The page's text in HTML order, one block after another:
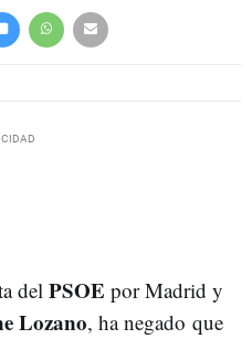
delPSOE por Madrid y
Lozano, ha negado que